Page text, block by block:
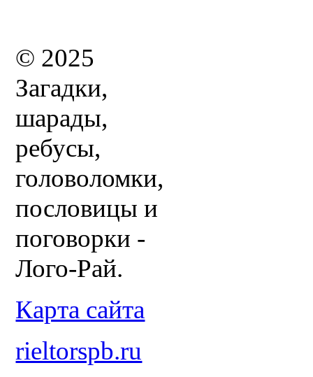
© 2025
Загадки,
шарады,
ребусы,
головоломки,
пословицы и
поговорки -
Лого-Рай.
Карта сайта
rieltorspb.ru